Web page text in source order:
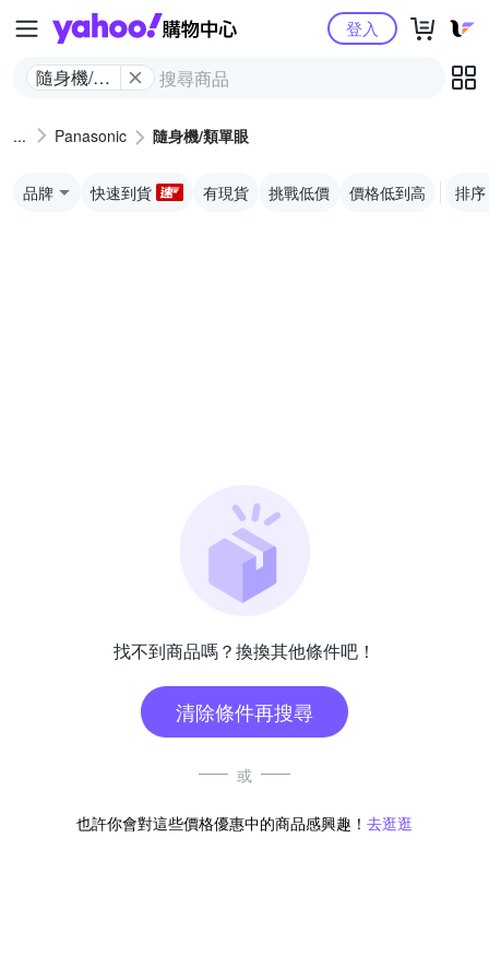
Yahoo購物中心
隨身機/類
登入
Panasonic 隨身機/類單眼
品牌 快速到貨 有現貨 挑戰低價 價格低到高 排序
找不到商品嗎？換換其他條件吧！
清除條件再搜尋
或
也許你會對這些價格優惠中的商品感興趣！ 去逛逛